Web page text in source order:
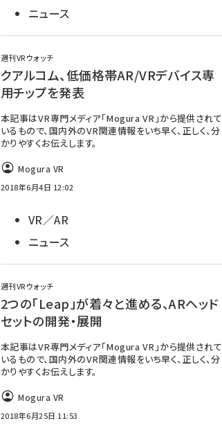
ニュース
週刊VRウォッチ
クアルコム、低価格帯AR/VRデバイス専
用チップを発表
本記事はVR専門メディア「Mogura VR」から提供されて
いるもので、国内外のVR関連情報をいち早く、正しく、分
かりやすくお伝えします。
Mogura VR
2018年6月4日 12:02
VR／AR
ニュース
週刊VRウォッチ
2つの「Leap」が着々と進める、ARヘッド
セットの開発・展開
本記事はVR専門メディア「Mogura VR」から提供されて
いるもので、国内外のVR関連情報をいち早く、正しく、分
かりやすくお伝えします。
Mogura VR
2018年6月25日 11:53